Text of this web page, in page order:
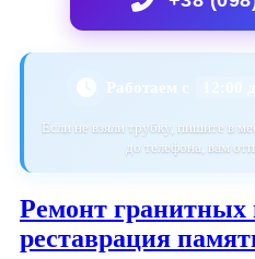
Работаем с
Если не взяли трубку, пишите в
до телефона, вам
Ремонт гранитных
реставрация